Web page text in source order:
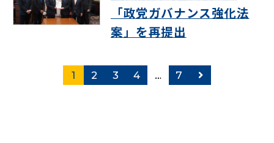
「政党ガバナンス強化法
案」を再提出
1 2 3 4 … 7 次のページ